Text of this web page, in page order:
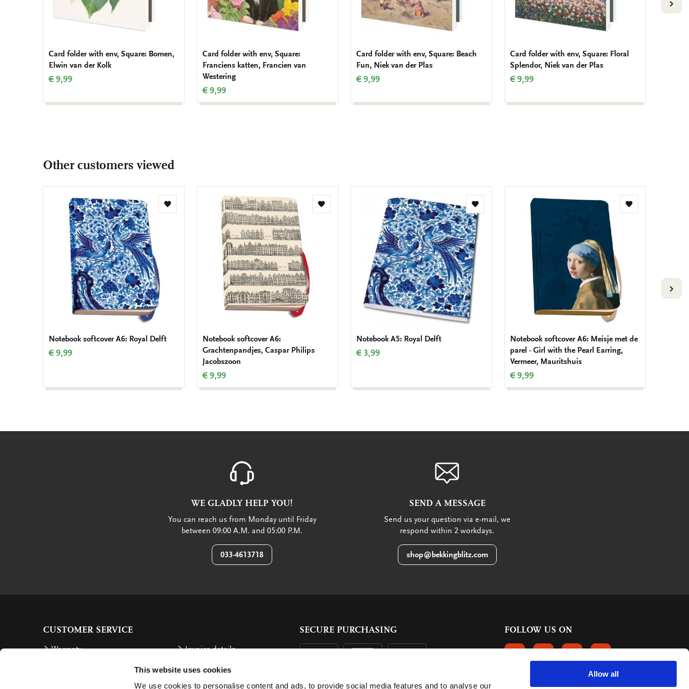
This website uses cookies
We use cookies to personalise content and ads, to provide social media features and to analyse our
Allow all
Card folder with env, Square: Bomen,
Elwin van der Kolk
€ 9,99
Card folder with env, Square:
Franciens katten, Francien van
Westering
€ 9,99
Card folder with env, Square: Beach
Fun, Niek van der Plas
€ 9,99
Card folder with env, Square: Floral
Splendor, Niek van der Plas
€ 9,99
Other customers viewed
Add
Notebook softcover A6: Royal Delft
€ 9,99
Add
Notebook softcover A6:
Grachtenpandjes, Caspar Philips
Jacobszoon
€ 9,99
Add
to
wishlist
Notebook A5: Royal Delft
€ 3,99
Add
Notebook softcover A6: Meisje met de
parel - Girl with the Pearl Earring,
Vermeer, Mauritshuis
€ 9,99
WE GLADLY HELP YOU!
You can reach us from Monday until Friday
between 09:00 A.M. and 05:00 P.M.
033-4613718
SEND A MESSAGE
Send us your question via e-mail, we
respond within 2 workdays.
shop@bekkingblitz.com
CUSTOMER SERVICE
Warranty
Invoice details
Reimbursement
Complaints
SECURE PURCHASING FOLLOW US ON
FOLLOW US ON FACEBOOK
FOLLOW US ON INSTAGRAM
FOLLOW US ON LINKEDIN
FOLLOW US ON